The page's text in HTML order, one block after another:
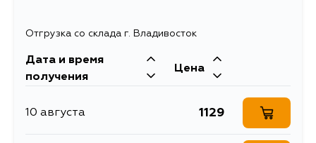
Отгрузка со склада г. Владивосток
Дата и время
получения
Цена
10 августа 1129